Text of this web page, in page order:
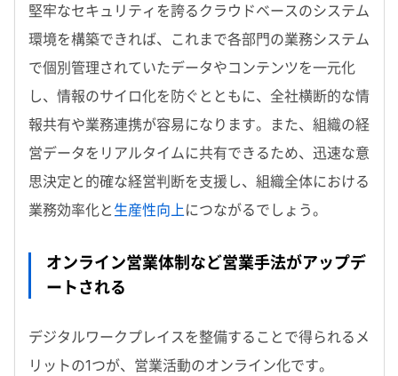
堅牢なセキュリティを誇るクラウドベースのシステム
環境を構築できれば、これまで各部門の業務システム
で個別管理されていたデータやコンテンツを一元化
し、情報のサイロ化を防ぐとともに、全社横断的な情
報共有や業務連携が容易になります。また、組織の経
営データをリアルタイムに共有できるため、迅速な意
思決定と的確な経営判断を支援し、組織全体における
業務効率化と 生産性向上につながるでしょう。
オンライン営業体制など営業手法がアップデ
ートされる
デジタルワークプレイスを整備することで得られるメ
リットの1つが、営業活動のオンライン化です。